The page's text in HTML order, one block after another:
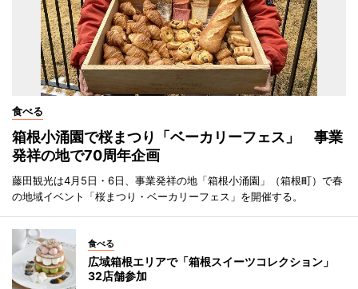
食べる
箱根小涌園で桜まつり「ベーカリーフェス」 事業
発祥の地で70周年企画
藤田観光は4月5日・6日、事業発祥の地「箱根小涌園」（箱根町）で春
の地域イベント「桜まつり・ベーカリーフェス」を開催する。
食べる
広域箱根エリアで「箱根スイーツコレクション」
32店舗参加